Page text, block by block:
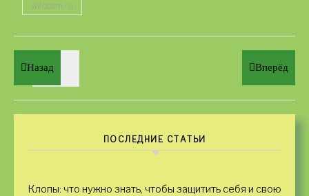
wildcam.ru
Назад Вперёд
ПОСЛЕДНИЕ СТАТЬИ
Клопы: что нужно знать, чтобы защитить себя и свою